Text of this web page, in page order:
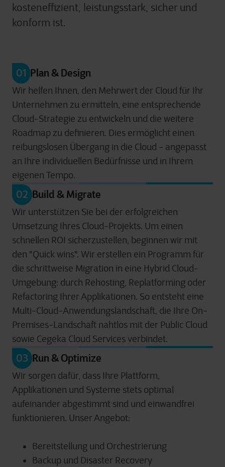
kosteneffizient, leistungsstark, sicher und
konform ist.
01 Plan & Design
Wir helfen Ihnen, den Mehrwert der Cloud für Ihr
Unternehmen zu ermitteln, eine entsprechende
Cloud-Strategie zu entwickeln und die weitere
Roadmap zu definieren. Dies ermöglicht einen
reibungslosen Übergang in die Cloud - angepasst
an Ihre individuellen Bedürfnisse und in Ihrem
eigenen Tempo.
02 Build & Migrate
Wir unterstützen Sie bei der erfolgreichen
Umsetzung Ihres Cloud-Projekts. Um einen
schnellen ROI sicherzustellen, beginnen wir mit
den "Quick wins". Wir erstellen ein Programm für
die schrittweise Migration in eine Hybrid Cloud-
Umgebung: durch Rehosting, Replatforming oder
Refactoring Ihrer Applikationen. So entsteht eine
Multi-Cloud-Anwendungslandschaft, die Ihre On-
Premises-Landschaft nahtlos mit der Public Cloud
sowie Cegeka Cloud Services verbindet.
03 Run & Optimize
Wir sorgen dafür, dass Ihre Plattform,
Applikationen und Systeme stets optimal
aufeinander abgestimmt sind und einwandfrei
funktionieren. Unser Angebot:
Bereitstellung und Orchestrierung
Backup und Disaster Recovery